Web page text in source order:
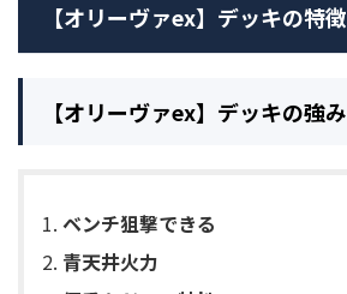
【オリーヴァex】デッキの特徴
【オリーヴァex】デッキの強み
ベンチ狙撃できる
青天井火力